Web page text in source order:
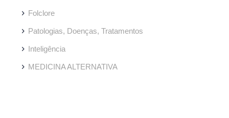
Folclore
Patologias, Doenças, Tratamentos
Inteligência
MEDICINA ALTERNATIVA